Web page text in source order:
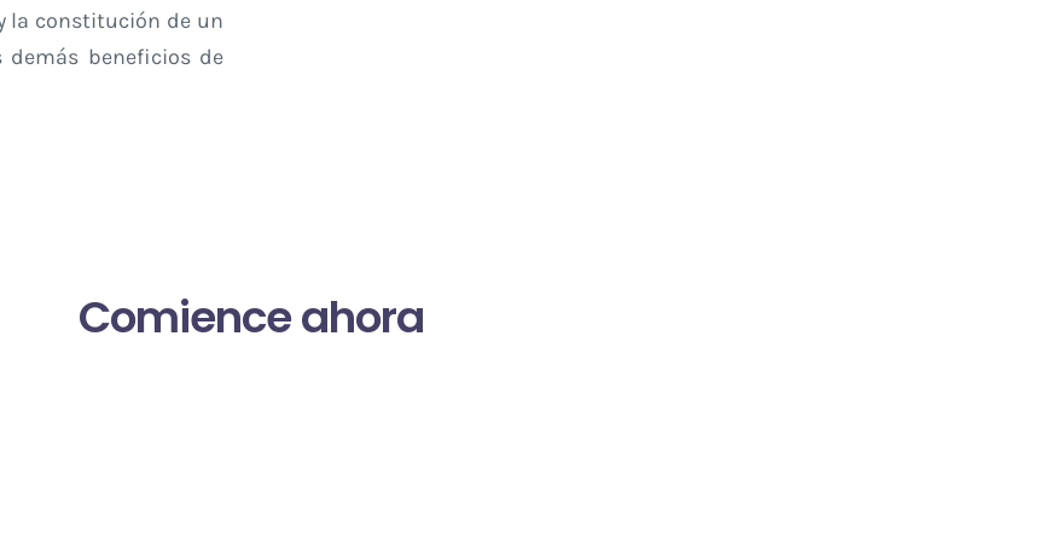
la constitución de un
demás beneficios de
Comience ahora